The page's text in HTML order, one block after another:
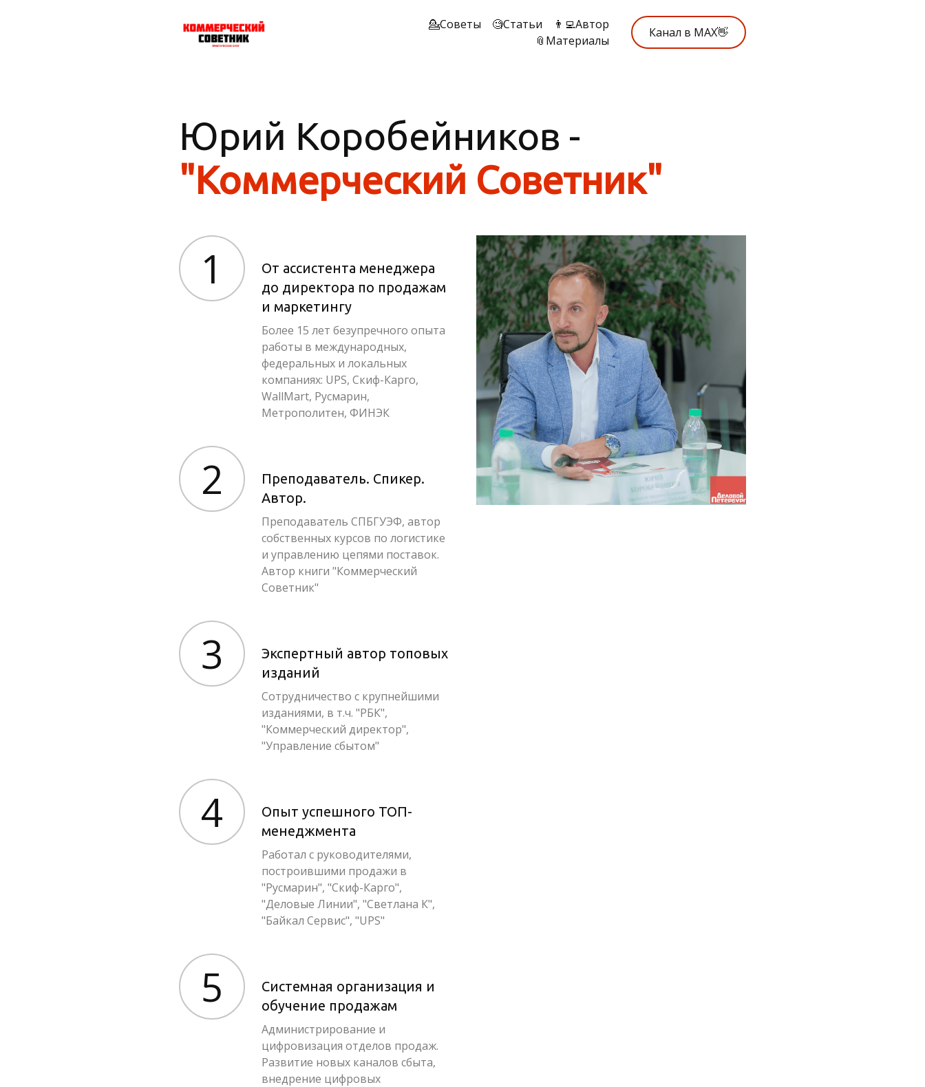
💁Советы 🧐Статьи
👨‍💻Автор
📎Материалы
Канал в MAX👋
Юрий Коробейников -
"Коммерческий Советник"
1
От ассистента менеджера
до директора по продажам
и маркетингу
Более 15 лет безупречного опыта
работы в международных,
федеральных и локальных
компаниях: UPS, Скиф-Карго,
WallMart, Русмарин,
Метрополитен, ФИНЭК
2
Преподаватель. Спикер.
Автор.
Преподаватель СПБГУЭФ, автор
собственных курсов по логистике
и управлению цепями поставок.
Автор книги "Коммерческий
Советник"
3
Экспертный автор топовых
изданий
Сотрудничество с крупнейшими
изданиями, в т.ч. "РБК",
"Коммерческий директор",
"Управление сбытом"
4
Опыт успешного ТОП-
менеджмента
Работал с руководителями,
построившими продажи в
"Русмарин", "Скиф-Карго",
"Деловые Линии", "Светлана К",
"Байкал Сервис", "UPS"
5
Системная организация и
обучение продажам
Администрирование и
цифровизация отделов продаж.
Развитие новых каналов сбыта,
внедрение цифровых